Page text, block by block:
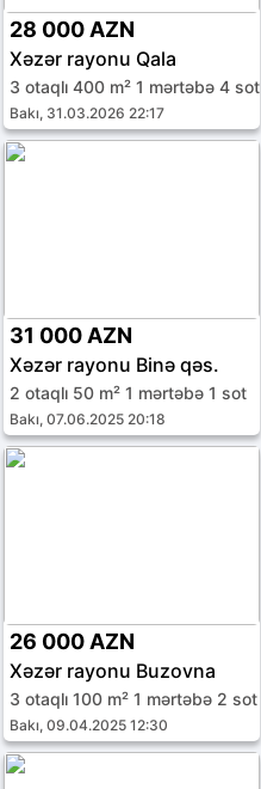
28 000 AZN
Xəzər rayonu Qala
3 otaqlı 400 m² 1 mərtəbə 4 sot
Bakı, 31.03.2026 22:17
31 000 AZN
Xəzər rayonu Binə qəs.
2 otaqlı 50 m² 1 mərtəbə 1 sot
Bakı, 07.06.2025 20:18
26 000 AZN
Xəzər rayonu Buzovna
3 otaqlı 100 m² 1 mərtəbə 2 sot
Bakı, 09.04.2025 12:30